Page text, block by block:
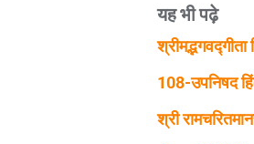
यह भी पढ़े
श्रीमद्भगवद्गीता
108-उपनिषद
श्री